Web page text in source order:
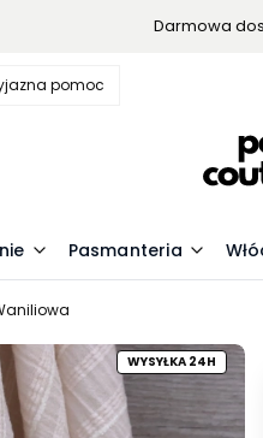
Darmowa
pomoc
Pasmanteria
WYSYŁKA 24H